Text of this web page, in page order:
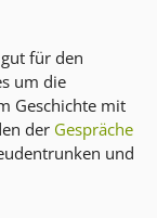
für den
um die
Geschichte mit
der Gespräche
und